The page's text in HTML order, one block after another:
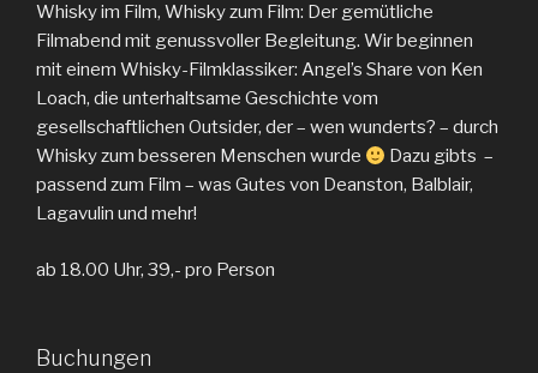
Whisky im Film, Whisky zum Film: Der gemütliche
Filmabend mit genussvoller Begleitung. Wir beginnen
mit einem Whisky-Filmklassiker: Angel’s Share von Ken
Loach, die unterhaltsame Geschichte vom
gesellschaftlichen Outsider, der – wen wunderts? – durch
Whisky zum besseren Menschen wurde
Dazu gibts –
passend zum Film – was Gutes von Deanston, Balblair,
Lagavulin und mehr!
ab 18.00 Uhr, 39,- pro Person
Buchungen